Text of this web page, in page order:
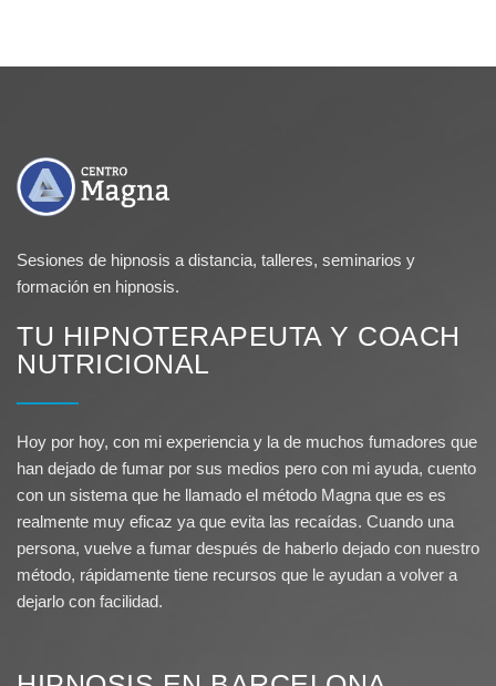
Sesiones de hipnosis a distancia, talleres, seminarios y
formación en hipnosis.
TU HIPNOTERAPEUTA Y COACH
NUTRICIONAL
Hoy por hoy, con mi experiencia y la de muchos fumadores que
han dejado de fumar por sus medios pero con mi ayuda, cuento
con un sistema que he llamado el método Magna que es es
realmente muy eficaz ya que evita las recaídas. Cuando una
persona, vuelve a fumar después de haberlo dejado con nuestro
método, rápidamente tiene recursos que le ayudan a volver a
dejarlo con facilidad.